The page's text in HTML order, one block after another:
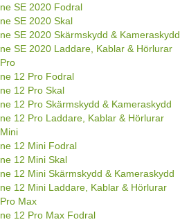
SE 2020 Fodral
SE 2020 Skal
SE 2020 Skärmskydd & Kameraskydd
SE 2020 Laddare, Kablar & Hörlurar
12 Pro Fodral
12 Pro Skal
12 Pro Skärmskydd & Kameraskydd
12 Pro Laddare, Kablar & Hörlurar
12 Mini Fodral
12 Mini Skal
12 Mini Skärmskydd & Kameraskydd
12 Mini Laddare, Kablar & Hörlurar
Max
12 Pro Max Fodral